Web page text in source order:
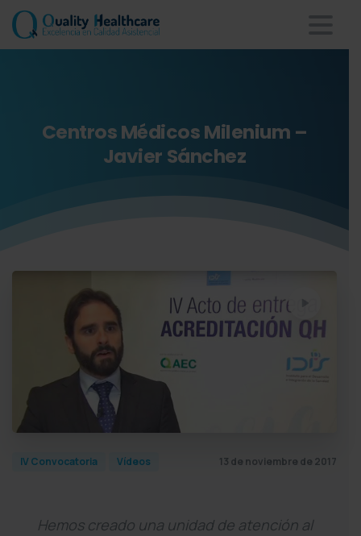
CentrosMédicosMilenium –
Javier Sánchez
IV Convocatoria Vídeos 13 de noviembre de 2017
Hemos creado una unidad de atención al